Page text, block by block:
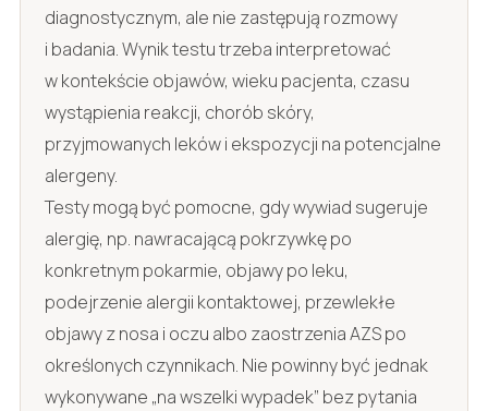
diagnostycznym, ale nie zastępują rozmowy
i badania. Wynik testu trzeba interpretować
w kontekście objawów, wieku pacjenta, czasu
wystąpienia reakcji, chorób skóry,
przyjmowanych leków i ekspozycji na potencjalne
alergeny.
Testy mogą być pomocne, gdy wywiad sugeruje
alergię, np. nawracającą pokrzywkę po
konkretnym pokarmie, objawy po leku,
podejrzenie alergii kontaktowej, przewlekłe
objawy z nosa i oczu albo zaostrzenia AZS po
określonych czynnikach. Nie powinny być jednak
wykonywane „na wszelki wypadek” bez pytania